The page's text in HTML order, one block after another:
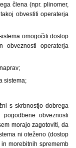
člena (npr. plinomer,
obvestiti operaterja
omogočiti dostop
obveznosti operaterja
sistema;
s skrbnostjo dobrega
obveznosti
morajo zagotoviti, da
ni oteženo (dostop
morebitnih sprememb